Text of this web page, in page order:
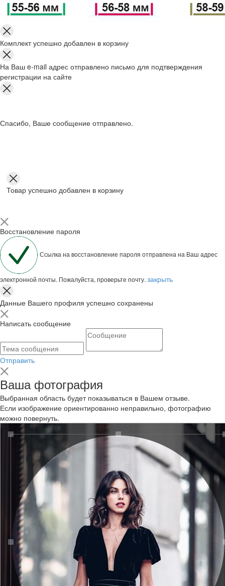
Комплект успешно добавлен в корзину
На Ваш e-mail адрес отправлено письмо для подтверждения
регистрации на сайте
Спасибо, Ваше сообщение отправлено.
Товар успешно добавлен в корзину
Восстановление пароля
Ссылка на восстановление пароля отправлена на Ваш адрес
электронной почты. Пожалуйста, проверьте почту. закрыть
Данные Вашего профиля успешно сохранены
Написать сообщение
Отправить
Ваша фотография
Выбранная область будет показываться в Вашем отзыве.
Если изображение ориентированно неправильно, фотографию
можно повернуть.